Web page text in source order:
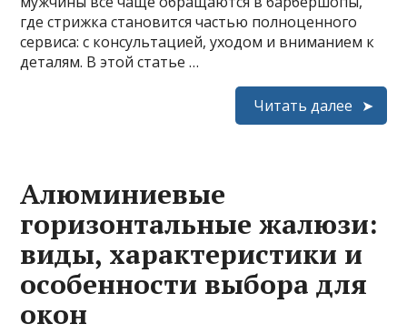
где стрижка становится частью полноценного
сервиса: с консультацией, уходом и вниманием к
деталям. В этой статье …
Читать далее
Алюминиевые
горизонтальные жалюзи:
виды, характеристики и
особенности выбора для
окон